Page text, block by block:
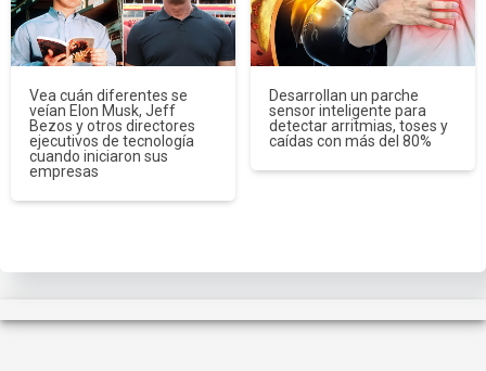
Vea cuán diferentes se
veían Elon Musk, Jeff
Bezos y otros directores
ejecutivos de tecnología
cuando iniciaron sus
empresas
Desarrollan un parche
sensor inteligente para
detectar arritmias, toses y
caídas con más del 80%